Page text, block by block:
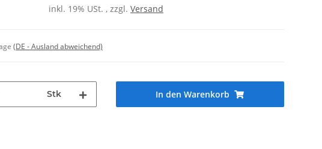
inkl. 19% USt. , zzgl. Versand
(DE - Ausland abweichend)
Stk In den Warenkorb